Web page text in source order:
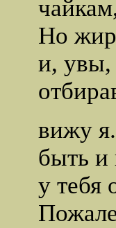
Но
и, увы,
вижу
быть и
у тебя